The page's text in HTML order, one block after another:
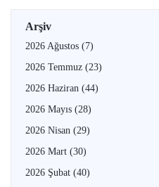
Arşiv
2026 Ağustos (7)
2026 Temmuz (23)
2026 Haziran (44)
2026 Mayıs (28)
2026 Nisan (29)
2026 Mart (30)
2026 Şubat (40)